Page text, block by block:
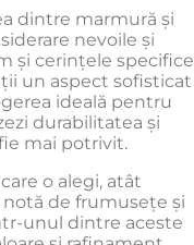
dintre marmură și
nevoile și
și cerințele specifice
un aspect sofisticat
ideală pentru
durabilitatea și
mai potrivit.
o alegi, atât
notă de frumusețe și
unul dintre aceste